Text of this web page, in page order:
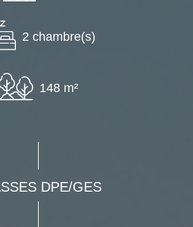
2 chambre(s)
148 m²
DPE/GES